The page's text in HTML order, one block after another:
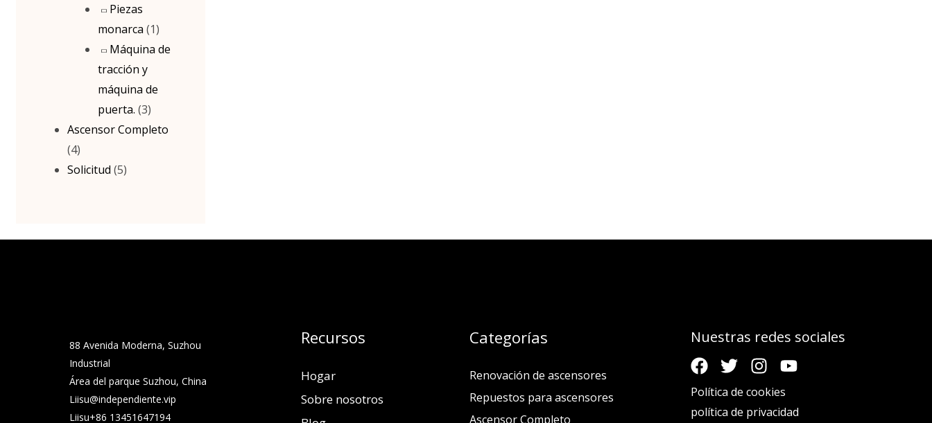
Piezas
monarca (1)
Máquina de
tracción y
máquina de
puerta. (3)
Ascensor Completo
(4)
Solicitud (5)
88 Avenida Moderna, Suzhou
Industrial
Área del parque Suzhou, China
Liisu@independiente.vip
Liisu+86 13451647194
Recursos
Hogar
Sobre nosotros
Categorías
Renovación de ascensores
Repuestos para ascensores
Ascensor Completo
Nuestras redes sociales
Política de cookies
política de privacidad